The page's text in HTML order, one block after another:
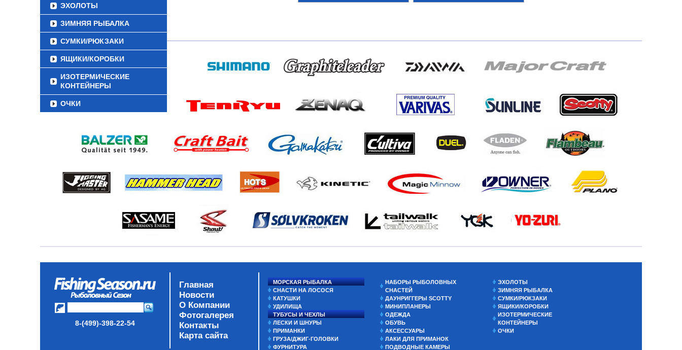
ЭХОЛОТЫ
ЗИМНЯЯ РЫБАЛКА
СУМКИ/РЮКЗАКИ
ЯЩИКИ/КОРОБКИ
ИЗОТЕРМИЧЕСКИЕ
КОНТЕЙНЕРЫ
ОЧКИ
8-(499)-398-22-54
Главная
Новости
О Компании
Фотогалерея
Контакты
Карта сайта
МОРСКАЯ РЫБАЛКА
СНАСТИ НА ЛОСОСЯ
КАТУШКИ
УДИЛИЩА
ТУБУСЫ И ЧЕХЛЫ
ЛЕСКИ И ШНУРЫ
ПРИМАНКИ
ГРУЗА/ДЖИГ-ГОЛОВКИ
ФУРНИТУРА
НАБОРЫ РЫБОЛОВНЫХ
СНАСТЕЙ
ДАУНРИГГЕРЫ SCOTTY
МИНИПЛАНЕРЫ
ОДЕЖДА
ОБУВЬ
АКСЕССУАРЫ
ЛАКИ ДЛЯ ПРИМАНОК
ПОДВОДНЫЕ КАМЕРЫ
ЭХОЛОТЫ
ЗИМНЯЯ РЫБАЛКА
СУМКИ/РЮКЗАКИ
ЯЩИКИ/КОРОБКИ
ИЗОТЕРМИЧЕСКИЕ
КОНТЕЙНЕРЫ
ОЧКИ